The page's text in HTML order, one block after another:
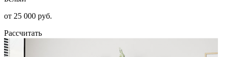
от 25 000 руб.
Рассчитать